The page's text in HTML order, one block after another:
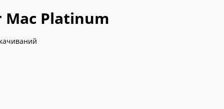
Mac Platinum